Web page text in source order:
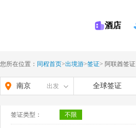
酒店
您所在位置： 同程首页>出境游>签证> 阿联酋签证
南京 出发 全球签证
签证类型： 不限